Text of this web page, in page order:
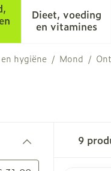
voor
Dieet, voeding
en vitamines
Toon
hygiëne / Mond /
9